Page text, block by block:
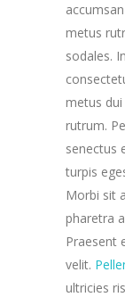
metus
sodales.
metus
rutrum.
senectus
turpis
Morbi sit
pharetra
Praesent
velit.
ultricies